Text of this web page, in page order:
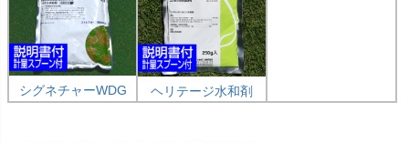
シグネチャーWDG ヘリテージ水和剤